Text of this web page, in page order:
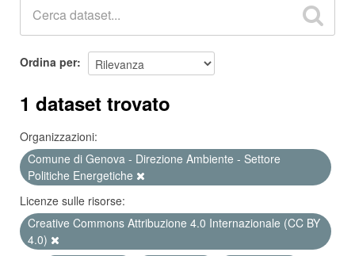
Ordina per
1 dataset trovato
Organizzazioni:
Comune di Genova - Direzione Ambiente - Settore
Politiche Energetiche
Licenze sulle risorse:
Creative Commons Attribuzione 4.0 Internazionale (CC BY
4.0)